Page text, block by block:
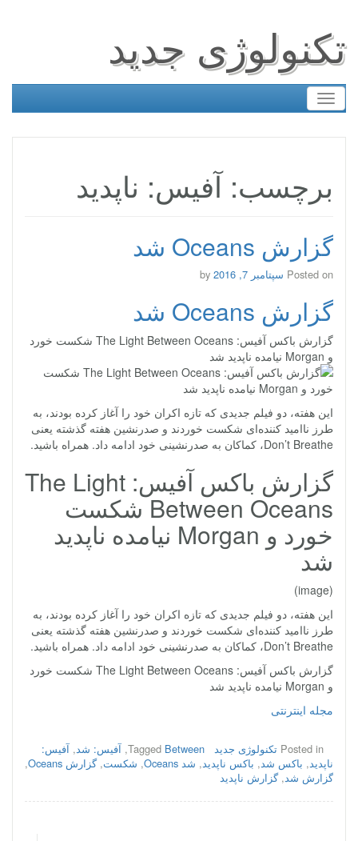
تکنولوژی جدید
Toggle
navigation
برچسب: آفیس: ناپدید
گزارش Oceans شد
Posted on سپتامبر 7, 2016
گزارش Oceans شد
گزارش باکس آفیس: The Light Between Oceans شکست خورد
و Morgan نیامده ناپدید شد
این هفته، دو فیلم جدیدی که تازه اکران خود را آغاز کرده بودند، به
طرز ناامید کننده‌ای شکست خوردند و صدرنشین هفته گذشته یعنی
Don’t Breathe، کماکان به صدرنشینی خود ادامه داد.
همراه باشید.
گزارش باکس آفیس: The Light
Between Oceans شکست
خورد و Morgan نیامده ناپدید
شد
(image)
این هفته، دو فیلم جدیدی که تازه اکران خود را آغاز کرده بودند، به
طرز ناامید کننده‌ای شکست خوردند و صدرنشین هفته گذشته یعنی
Don’t Breathe، کماکان به صدرنشینی خود ادامه داد.
همراه باشید.
گزارش باکس آفیس: The Light Between Oceans شکست خورد
و Morgan نیامده ناپدید شد
مجله اینترنتی
Posted in تکنولوژی جدید Tagged Between
, آفیس: شد, آفیس:
ناپدید, باکس شد, باکس ناپدید, شد Oceans , شکست,گزارش Oceans
,
گزارش شد,گزارش ناپدید